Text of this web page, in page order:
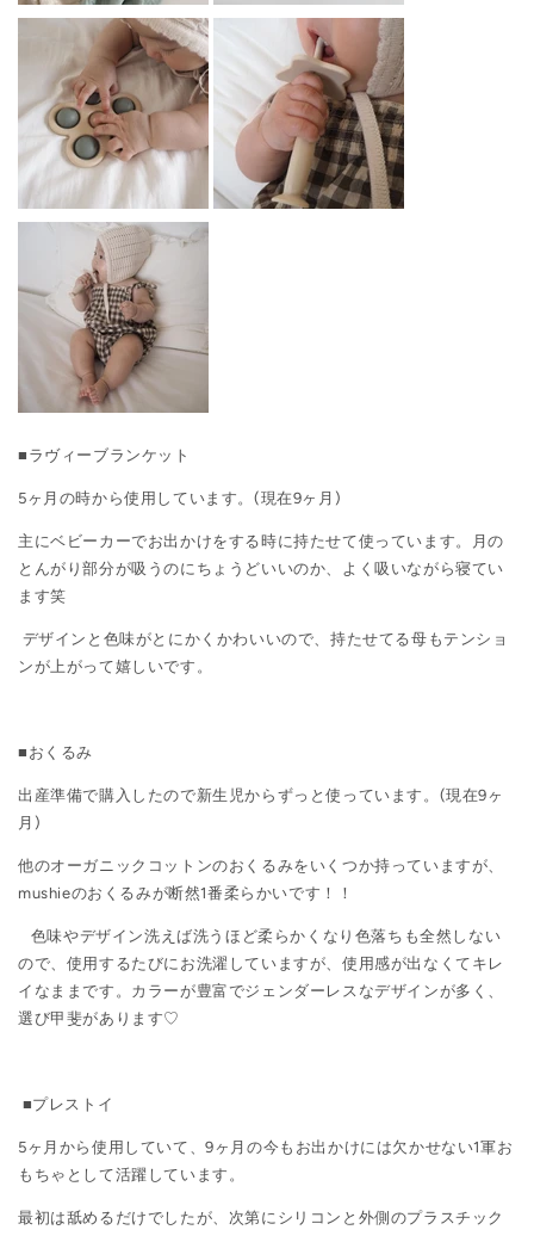
■ラヴィーブランケット
5ヶ月の時から使用しています。(現在9ヶ月)
主にベビーカーでお出かけをする時に持たせて使っています。月の
とんがり部分が吸うのにちょうどいいのか、よく吸いながら寝てい
ます笑
デザインと色味がとにかくかわいいので、持たせてる母もテンショ
ンが上がって嬉しいです。
■おくるみ
出産準備で購入したので新生児からずっと使っています。(現在9ヶ
月)
他のオーガニックコットンのおくるみをいくつか持っていますが、
mushieのおくるみが断然1番柔らかいです！！
色味やデザイン洗えば洗うほど柔らかくなり色落ちも全然しない
ので、使用するたびにお洗濯していますが、使用感が出なくてキレ
イなままです。カラーが豊富でジェンダーレスなデザインが多く、
選び甲斐があります♡
■プレストイ
5ヶ月から使用していて、9ヶ月の今もお出かけには欠かせない1軍お
もちゃとして活躍しています。
最初は舐めるだけでしたが、次第にシリコンと外側のプラスチック